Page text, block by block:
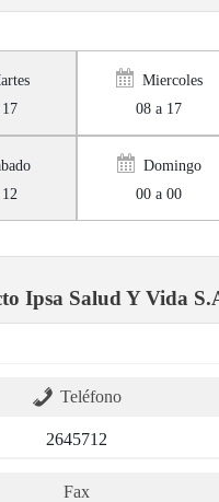
Miercoles
08 a 17
Domingo
00 a 00
Ipsa Salud Y Vida
Teléfono
2645712
Fax